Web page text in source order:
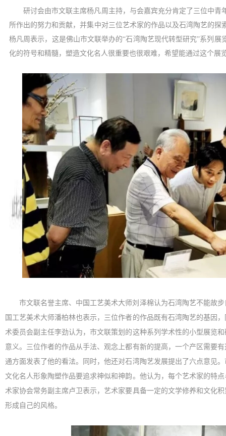
研讨会由市文联主席杨凡周主持，与会嘉宾充分肯定了三位中青
所作出的努力和贡献，并集中对三位艺术家的作品以及石湾陶艺的探
杨凡周表示，这是佛山市文联举办的“石湾陶艺现代转型研究”系列展
化的符号和精髓，塑造文化名人很重要也很艰难，希望能通过这个展
市文联名誉主席、中国工艺美术大师刘泽棉认为石湾陶艺不能故
国工艺美术大师潘柏林也表示，三位作者的作品既有石湾陶艺的基因
术委员会副主任李劲认为，市文联策划的这种系列学术性的小型展览
意义。三位作者的作品从手法、观念上都有新的提高，一个产区需要
通方面发表了他的看法。同时，他还对石湾陶艺发展提出了六点意见
文化名人形象陶塑作品要追求神似和神韵。他认为，每个艺术家的特
术家协会常务副主席卢卫表示，艺术家要具备一定的文学修养和文化
形成自己的风格。